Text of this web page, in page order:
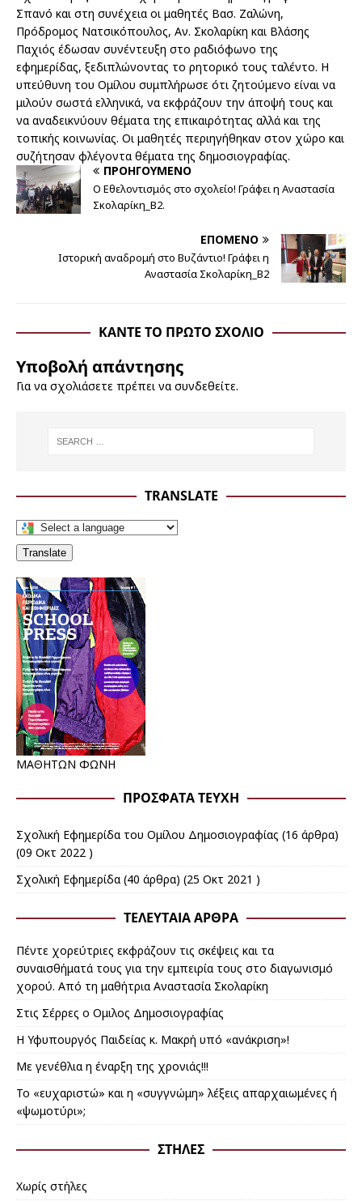
Σπανό και στη συνέχεια οι μαθητές Βασ. Ζαλώνη,
Πρόδρομος Νατσικόπουλος, Αν. Σκολαρίκη και Βλάσης
Παχιός έδωσαν συνέντευξη στο ραδιόφωνο της
εφημερίδας, ξεδιπλώνοντας το ρητορικό τους ταλέντο. Η
υπεύθυνη του Ομίλου συμπλήρωσε ότι ζητούμενο είναι να
μιλούν σωστά ελληνικά, να εκφράζουν την άποψή τους και
να αναδεικνύουν θέματα της επικαιρότητας αλλά και της
τοπικής κοινωνίας. Οι μαθητές περιηγήθηκαν στον χώρο και
συζήτησαν φλέγοντα θέματα της δημοσιογραφίας.
ΠΡΟΗΓΟΎΜΕΝΟ
Ο Εθελοντισμός στο σχολείο! Γράφει η Αναστασία
Σκολαρίκη_B2.
ΕΠΌΜΕΝΟ
Ιστορική αναδρομή στο Βυζάντιο! Γράφει η
Αναστασία Σκολαρίκη_Β2
ΚΆΝΤΕ ΤΟ ΠΡΏΤΟ ΣΧΌΛΙΟ
Υποβολή απάντησης
Για να σχολιάσετε πρέπει να συνδεθείτε.
TRANSLATE
Translate
ΜΑΘΗΤΩΝ ΦΩΝΗ
ΠΡΌΣΦΑΤΑ ΤΕΎΧΗ
Σχολική Εφημερίδα του Ομίλου Δημοσιογραφίας (16 άρθρα)
(09 Οκτ 2022 )
Σχολική Εφημερίδα (40 άρθρα) (25 Οκτ 2021 )
ΤΕΛΕΥΤΑΊΑ ΆΡΘΡΑ
Πέντε χορεύτριες εκφράζουν τις σκέψεις και τα
συναισθήματά τους για την εμπειρία τους στο διαγωνισμό
χορού. Από τη μαθήτρια Αναστασία Σκολαρίκη
Στις Σέρρες ο Ομιλος Δημοσιογραφίας
Η Υφυπουργός Παιδείας κ. Μακρή υπό «ανάκριση»!
Με γενέθλια η έναρξη της χρονιάς!!!
Το «ευχαριστώ» και η «συγγνώμη» λέξεις απαρχαιωμένες ή
«ψωμοτύρι»;
ΣΤΉΛΕΣ
Χωρίς στήλες